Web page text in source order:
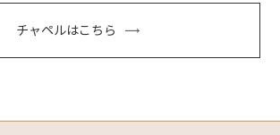
チャペルはこちら